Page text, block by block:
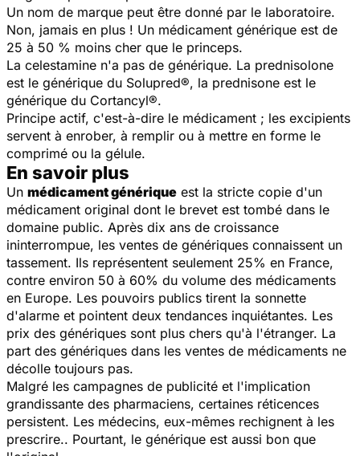
Un nom de marque peut être donné par le laboratoire.
Non, jamais en plus ! Un médicament générique est de
25 à 50 % moins cher que le princeps.
La celestamine n'a pas de générique. La prednisolone
est le générique du Solupred®, la prednisone est le
générique du Cortancyl®.
Principe actif, c'est-à-dire le médicament ; les excipients
servent à enrober, à remplir ou à mettre en forme le
comprimé ou la gélule.
En savoir plus
Un médicament générique est la stricte copie d'un
médicament original dont le brevet est tombé dans le
domaine public. Après dix ans de croissance
ininterrompue, les ventes de génériques connaissent un
tassement. Ils représentent seulement 25% en France,
contre environ 50 à 60% du volume des médicaments
en Europe. Les pouvoirs publics tirent la sonnette
d'alarme et pointent deux tendances inquiétantes. Les
prix des génériques sont plus chers qu'à l'étranger. La
part des génériques dans les ventes de médicaments ne
décolle toujours pas.
Malgré les campagnes de publicité et l'implication
grandissante des pharmaciens, certaines réticences
persistent. Les médecins, eux-mêmes rechignent à les
prescrire.. Pourtant, le générique est aussi bon que